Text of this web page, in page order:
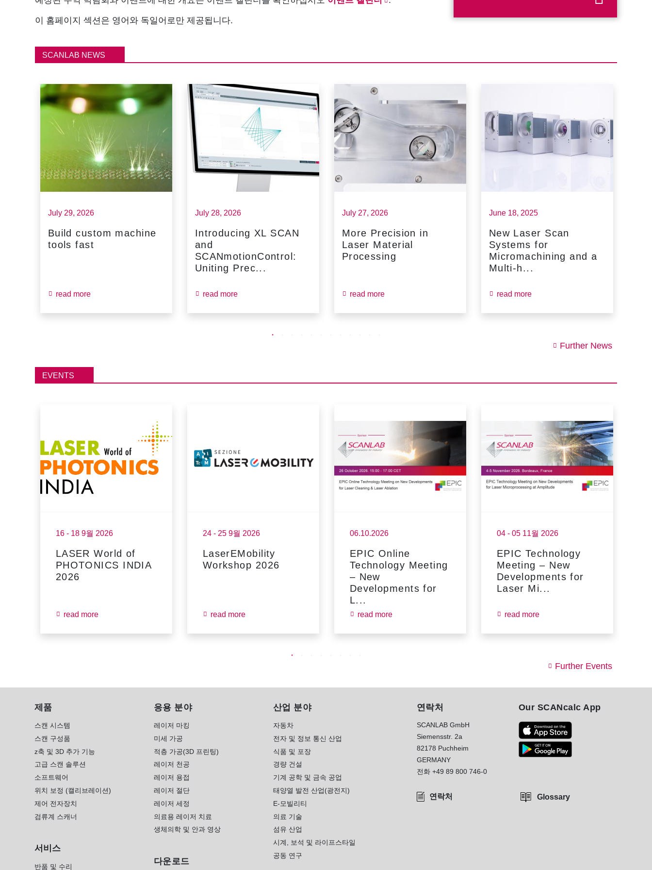
이 홈페이지 섹션은 영어와 독일어로만 제공됩니다.
SCANLAB NEWS
July 29, 2026
Build custom machine
tools fast
read more
July 28, 2026
Introducing XL SCAN
and
SCANmotionControl:
Uniting Prec...
read more
July 27, 2026
More Precision in
Laser Material
Processing
read more
June 18, 2025
New Laser Scan
Systems for
Micromachining and a
Multi-h...
read more
Further News
EVENTS
16 - 18 9월 2026
LASER World of
PHOTONICS INDIA
2026
read more
24 - 25 9월 2026
LaserEMobility
Workshop 2026
read more
06.10.2026
EPIC Online
Technology Meeting
– New
Developments for
L...
read more
04 - 05 11월 2026
EPIC Technology
Meeting – New
Developments for
Laser Mi...
read more
Further Events
제품
스캔 시스템
스캔 구성품
z축 및 3D 추가 기능
고급 스캔 솔루션
소프트웨어
위치 보정 (캘리브레이션)
제어 전자장치
검류계 스캐너
서비스
반품 및 수리
응용 분야
레이저 마킹
미세 가공
적층 가공(3D 프린팅)
레이저 천공
레이저 용접
레이저 절단
레이저 세정
의료용 레이저 치료
생체의학 및 안과 영상
다운로드
산업 분야
자동차
전자 및 정보 통신 산업
식품 및 포장
경량 건설
기계 공학 및 금속 공업
태양열 발전 산업(광전지)
E-모빌리티
의료 기술
섬유 산업
시계, 보석 및 라이프스타일
공동 연구
연락처
SCANLAB GmbH
Siemensstr. 2a
82178 Puchheim
GERMANY
전화 +49 89 800 746-0
연락처
Our SCANcalc App
Glossary